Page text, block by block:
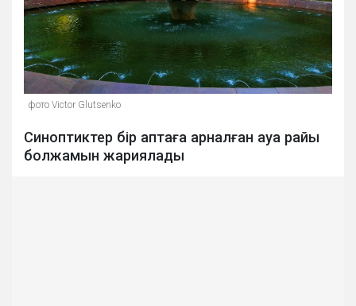
фото Victor Glutsenko
Синоптиктер бір аптаға арналған ауа райы
болжамын жариялады